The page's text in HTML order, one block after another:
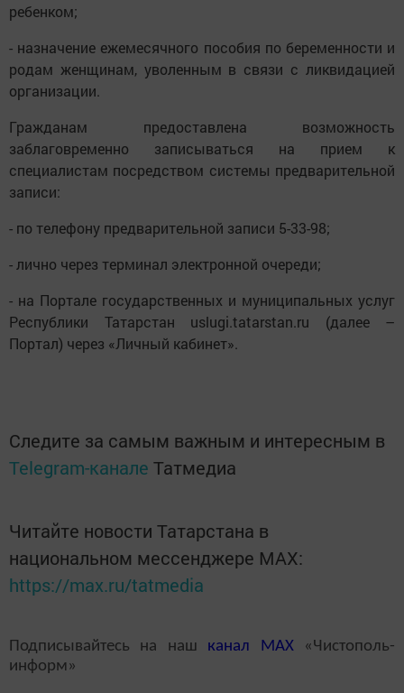
ребенком;
- назначение ежемесячного пособия по беременности и
родам женщинам, уволенным в связи с ликвидацией
организации.
Гражданам предоставлена возможность
заблаговременно записываться на прием к
специалистам посредством системы предварительной
записи:
- по телефону предварительной записи 5-33-98;
- лично через терминал электронной очереди;
- на Портале государственных и муниципальных услуг
Республики Татарстан uslugi.tatarstan.ru (далее –
Портал) через «Личный кабинет».
Следите за самым важным и интересным в
Telegram-канале Татмедиа
Читайте новости Татарстана в
национальном мессенджере MАХ:
https://max.ru/tatmedia
Подписывайтесь на наш канал MAX«Чистополь-
информ»